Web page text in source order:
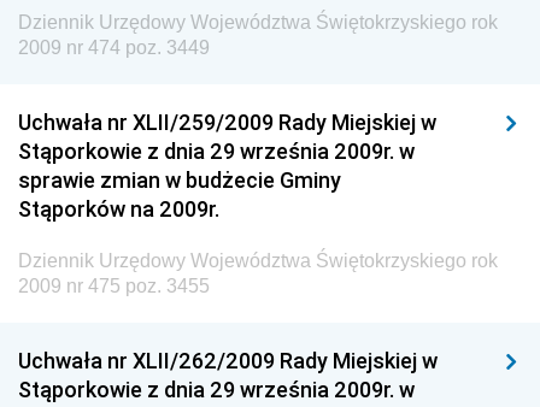
Dziennik Urzędowy Ministra Środowiska i Głównego
Inspektora Ochrony Środowiska
Dziennik Urzędowy Ministerstwa Kultury, Dziedzictwa
Narodowego i Sportu
Dziennik Urzędowy Ministra Finansów, Funduszy i
Dziennik Urzędowy Ministra Rozwoju, Pracy i
Dziennik Urzędowy Ministra Kultury, Dziedzictwa
Narodowego i Sportu
Dziennik Urzędowy Województwa Świętokrzyskiego rok
2009 nr 474 poz. 3449
Uchwała nr XLII/259/2009 Rady Miejskiej w
Stąporkowie z dnia 29 września 2009r. w
sprawie zmian w budżecie Gminy
Stąporków na 2009r.
Dziennik Urzędowy Województwa Świętokrzyskiego rok
2009 nr 475 poz. 3455
Uchwała nr XLII/262/2009 Rady Miejskiej w
Stąporkowie z dnia 29 września 2009r. w